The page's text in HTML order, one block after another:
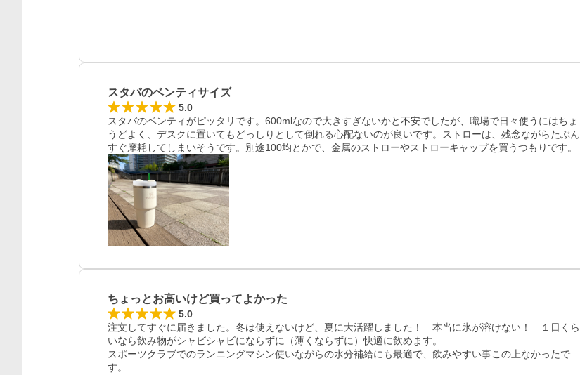
スタバのベンティサイズ
5.0
スタバのベンティがピッタリです。600mlなので大きすぎないかと不安でしたが、職場で日々使うにはちょ
うどよく、デスクに置いてもどっしりとして倒れる心配ないのが良いです。ストローは、残念ながらたぶん
すぐ摩耗してしまいそうです。別途100均とかで、金属のストローやストローキャップを買うつもりです。
ちょっとお高いけど買ってよかった
5.0
注文してすぐに届きました。冬は使えないけど、夏に大活躍しました！　本当に氷が溶けない！　１日くら
いなら飲み物がシャビシャビにならずに（薄くならずに）快適に飲めます。
スポーツクラブでのランニングマシン使いながらの水分補給にも最適で、飲みやすい事この上なかったで
す。